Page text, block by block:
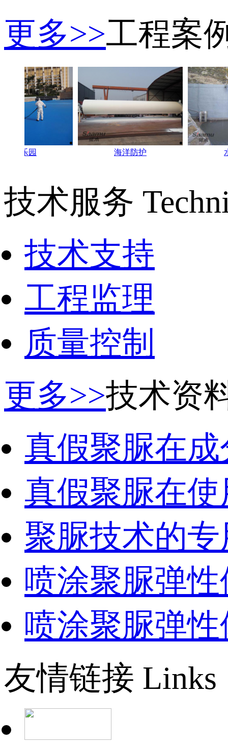
更多>>工程案
海洋防护 水利水电
技术服务
技术支持
工程监理
质量控制
更多>>技术资
真假聚脲在
真假聚脲在
聚脲技术的
喷涂聚脲弹
喷涂聚脲弹
友情链接 Links